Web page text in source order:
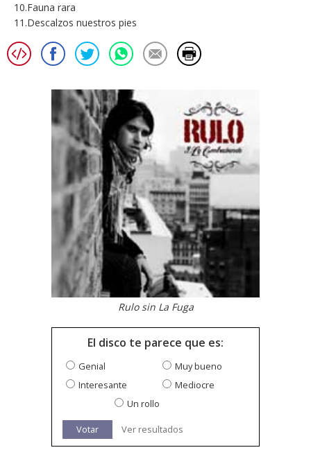
10.Fauna rara
11.Descalzos nuestros pies
Rulo sin La Fuga
El disco te parece que es:
Genial
Muy bueno
Interesante
Mediocre
Un rollo
Votar Ver resultados